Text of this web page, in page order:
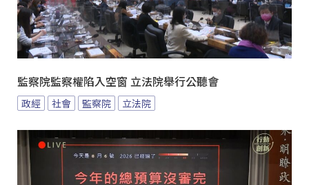
監察院監察權陷入空窗 立法院舉行公聽會
政經 社會 監察院 立法院